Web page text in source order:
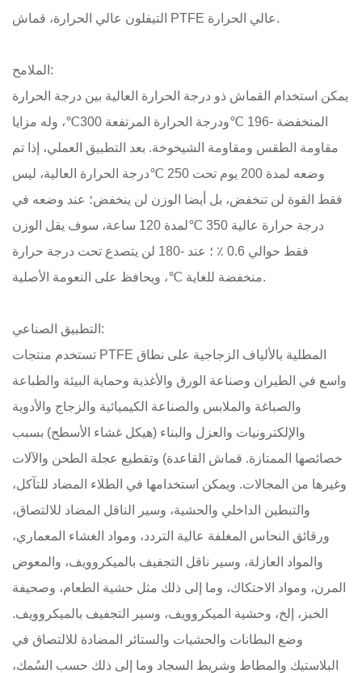
التيفلون عالي الحرارة، قماش PTFE عالي الحرارة.
الملامح:
يمكن استخدام القماش ذو درجة الحرارة العالية بين درجة الحرارة
المنخفضة -196 ℃ودرجة الحرارة المرتفعة 300℃، وله مزايا
مقاومة الطقس ومقاومة الشيخوخة. بعد التطبيق العملي، إذا تم
وضعه لمدة 200 يوم تحت 250 ℃درجة الحرارة العالية، ليس
فقط القوة لن تنخفض، بل أيضا الوزن لن ينخفض؛ عند وضعه في
درجة حرارة عالية 350 ℃لمدة 120 ساعة، سوف يقل الوزن
فقط حوالي 0.6 ٪ ؛ عند -180 لن يتصدع تحت درجة حرارة
منخفضة للغاية ℃، ويحافظ على النعومة الأصلية.
التطبيق الصناعي:
تستخدم منتجات PTFE المطلية بالألياف الزجاجية على نطاق
واسع في الطيران وصناعة الورق والأغذية وحماية البيئة والطباعة
والصباغة والملابس والصناعة الكيميائية والزجاج والأدوية
والإلكترونيات والعزل والبناء (هيكل غشاء الأسطح) بسبب
خصائصها الممتازة. قماش القاعدة) وتقطيع عجلة الطحن والآلات
وغيرها من المجالات. ويمكن استخدامها في الطلاء المضاد للتآكل،
والتبطين الداخلي والحشية، وسير الناقل المضاد للالتصاق،
ورقائق النحاس المغلفة عالية التردد، ومواد الغشاء المعماري،
والمواد العازلة، وسير ناقل التجفيف بالميكروويف، والمعوض
المرن، ومواد الاحتكاك، وما إلى ذلك مثل حشية الطعام، وصحيفة
الخبز، إلخ، وحشية الميكروويف، وسير التجفيف بالميكروويف.
وضع البطانات والحشيات والستائر المضادة للالتصاق في
البلاستيك والمطاط وشريط السجاد وما إلى ذلك حسب السُمك،